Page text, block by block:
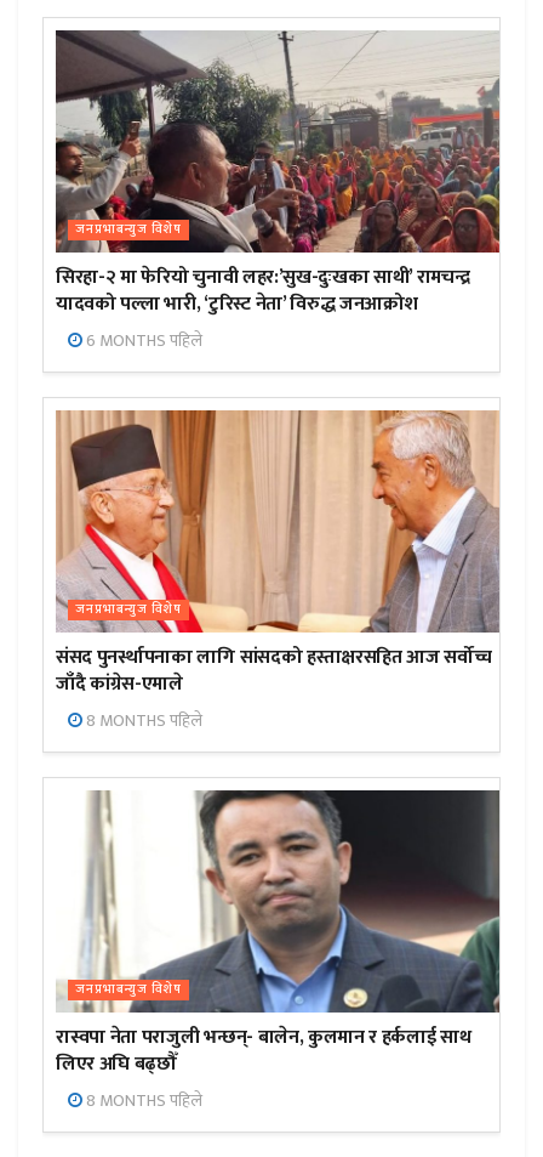
जनप्रभाबन्युज विशेष
सिरहा-२ मा फेरियो चुनावी लहर:’सुख-दुःखका साथी’ रामचन्द्र
यादवको पल्ला भारी, ‘टुरिस्ट नेता’ विरुद्ध जनआक्रोश
6 MONTHS पहिले
जनप्रभाबन्युज विशेष
संसद पुनर्स्थापनाका लागि सांसदको हस्ताक्षरसहित आज सर्वोच्च
जाँदै कांग्रेस-एमाले
8 MONTHS पहिले
जनप्रभाबन्युज विशेष
रास्वपा नेता पराजुली भन्छन्- बालेन, कुलमान र हर्कलाई साथ
लिएर अघि बढ्छौँ
8 MONTHS पहिले